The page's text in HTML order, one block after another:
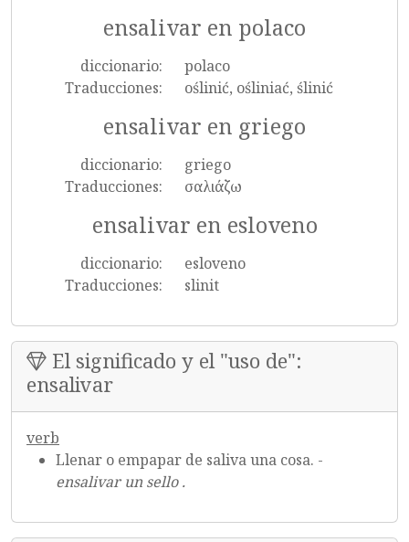
ensalivar en polaco
diccionario:
polaco
Traducciones:
oślinić, ośliniać, ślinić
ensalivar en griego
diccionario:
griego
Traducciones:
σαλιάζω
ensalivar en esloveno
diccionario:
esloveno
Traducciones:
slinit
El significado y el "uso de":
ensalivar
verb
Llenar o empapar de saliva una cosa. -
ensalivar un sello .